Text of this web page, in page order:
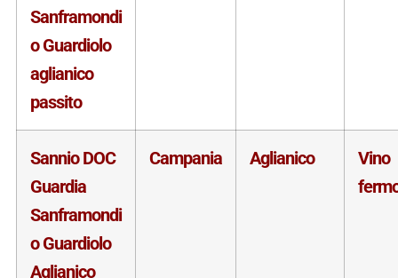
Sanframondi
o Guardiolo
aglianico
passito
Sannio DOC
Guardia
Sanframondi
o Guardiolo
Aglianico
Campania Aglianico
Vino